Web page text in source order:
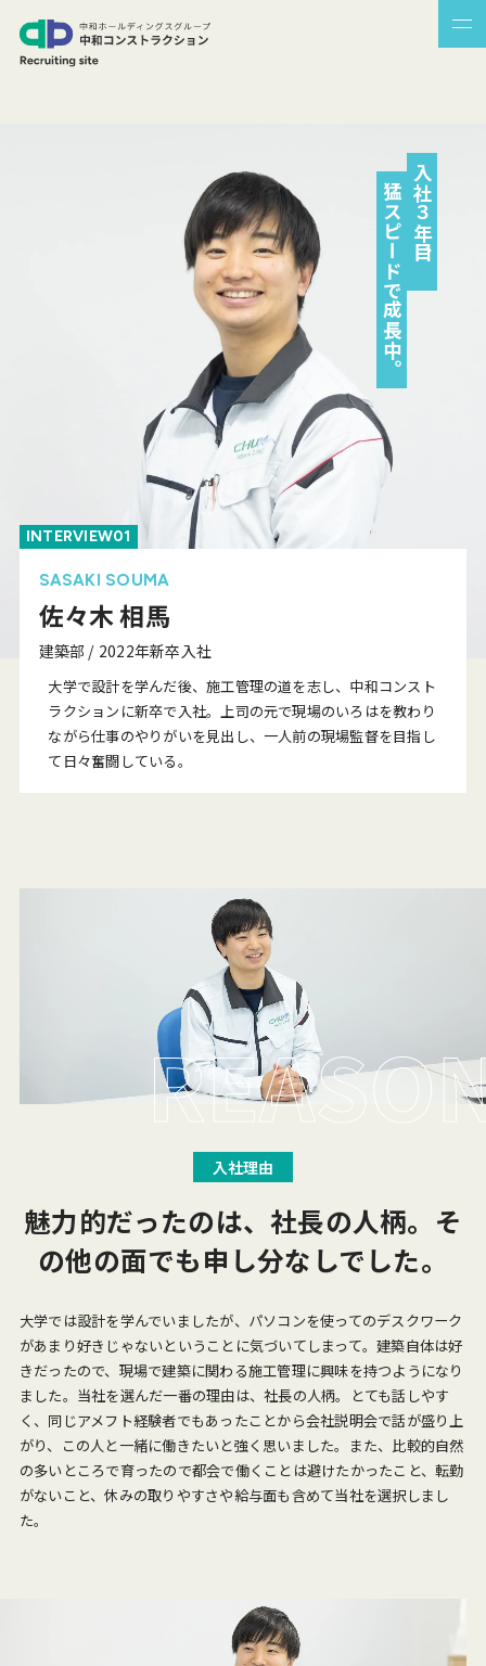
入社３年目、
猛スピードで成長中。
INTERVIEW01
SASAKI SOUMA
佐々木 相馬
建築部 / 2022年新卒入社
大学で設計を学んだ後、施工管理の道を志し、中和コンスト
ラクションに新卒で入社。上司の元で現場のいろはを教わり
ながら仕事のやりがいを見出し、一人前の現場監督を目指し
て日々奮闘している。
入社理由
魅力的だったのは、社長の人柄。 そ
の他の面でも申し分なしでした。
大学では設計を学んでいましたが、パソコンを使ってのデスクワーク
があまり好きじゃないということに気づいてしまって。建築自体は好
きだったので、現場で建築に関わる施工管理に興味を持つようになり
ました。当社を選んだ一番の理由は、社長の人柄。とても話しやす
く、同じアメフト経験者でもあったことから会社説明会で話が盛り上
がり、この人と一緒に働きたいと強く思いました。また、比較的自然
の多いところで育ったので都会で働くことは避けたかったこと、転勤
がないこと、休みの取りやすさや給与面も含めて当社を選択しまし
た。